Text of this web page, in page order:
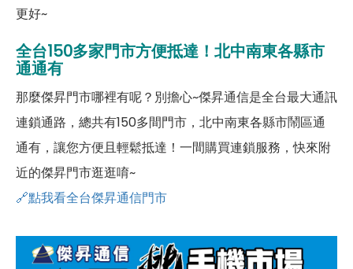
更好~
全台150多家門市方便抵達！北中南東各縣市
通通有
那麼傑昇門市哪裡有呢？別擔心~傑昇通信是全台最大通訊
連鎖通路，總共有150多間門市，北中南東各縣市鬧區通
通有，讓您方便且輕鬆抵達！一間購買連鎖服務，快來附
近的傑昇門市逛逛唷~
🔗點我看全台傑昇通信門市